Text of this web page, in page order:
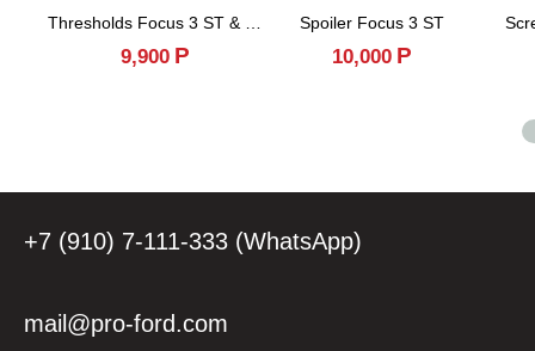
9,900 Р
Spoiler Focus 3 ST
10,000 Р
+7 (910) 7-111-333 (WhatsApp)
mail@pro-ford.com